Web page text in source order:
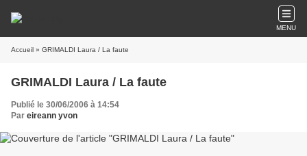
MENU
Accueil » GRIMALDI Laura / La faute
GRIMALDI Laura / La faute
Publié le 30/06/2006 à 14:54
Par eireann yvon